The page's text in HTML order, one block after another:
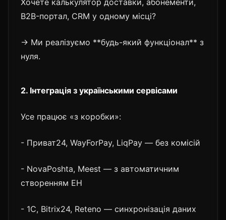
B2B-портал, CRM у одному місці?
→ Ми реалізуємо **будь-який функціонал** з
нуля.
2. Інтеграція з українськими сервісами
Усе працює «з коробки»:
- Приват24, WayForPay, LiqPay — без комісій
- NovaPoshta, Meest — з автоматичним
створенням ЕН
- 1С, Bitrix24, Reteno — синхронізація даних